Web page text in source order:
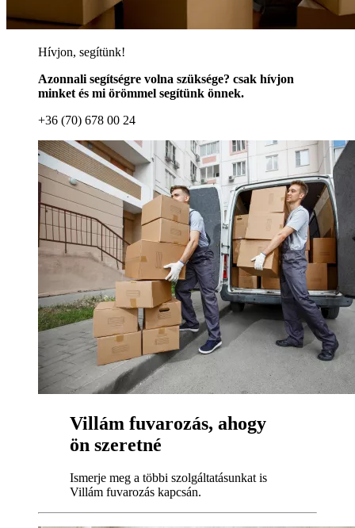
Hívjon, segítünk!
Azonnali segítségre volna szüksége? csak hívjon
minket és mi örömmel segítünk önnek.
+36 (70) 678 00 24
Villám fuvarozás, ahogy
ön szeretné
Ismerje meg a többi szolgáltatásunkat is
Villám fuvarozás kapcsán.